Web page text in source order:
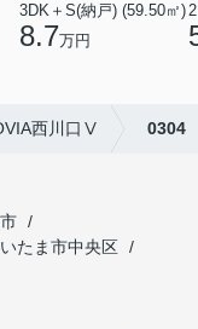
3DK＋S(納戸) (59.50㎡)
8.7万円
西川口Ⅴ 0304
たま市中央区